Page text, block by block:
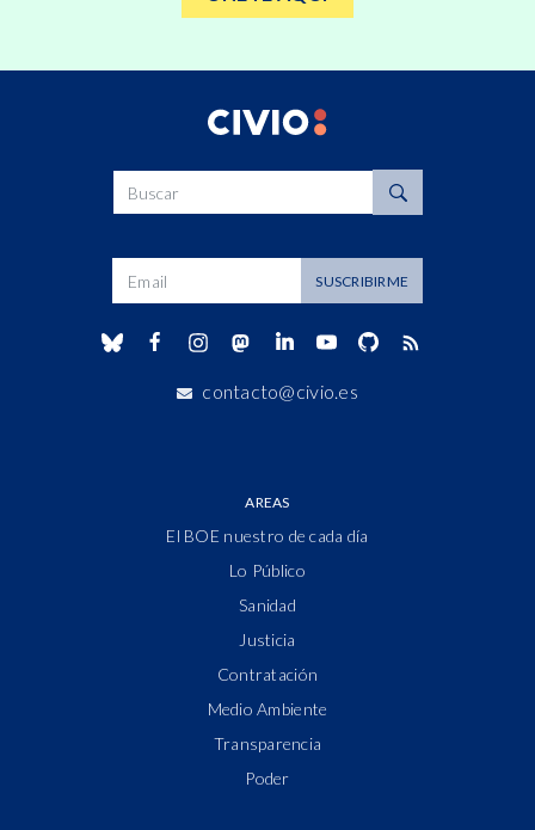
SUSCRIBIRME
contacto@civio.es
AREAS
El BOE nuestro de cada día
Lo Público
Sanidad
Justicia
Contratación
Medio Ambiente
Transparencia
Poder